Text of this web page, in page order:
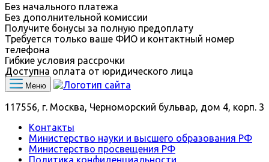
Без начального платежа
Без дополнительной комиссии
Получите бонусы за полную предоплату
Требуется только ваше ФИО и контактный номер
телефона
Гибкие условия рассрочки
Доступна оплата от юридического лица
Меню
117556, г. Москва, Черноморский бульвар, дом 4, корп. 3
Контакты
Министерство науки и высшего образования РФ
Министерство просвещения РФ
Политика конфиденциальности